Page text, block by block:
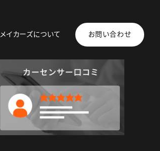
メイカーズについて お問い合わせ